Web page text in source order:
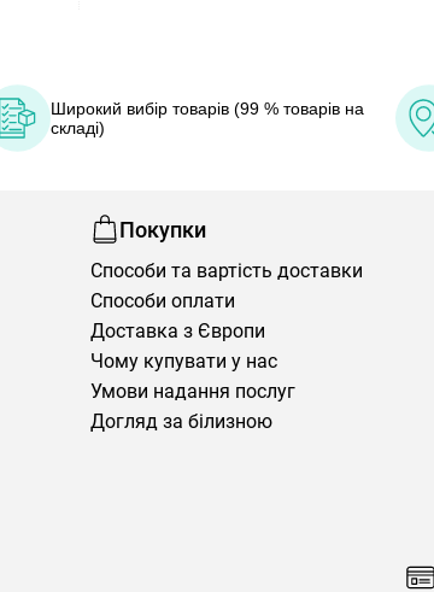
Широкий вибір товарів (99 % товарів на
складі)
Покупки
Способи та вартість доставки
Способи оплати
Доставка з Європи
Чому купувати у нас
Умови надання послуг
Догляд за білизною